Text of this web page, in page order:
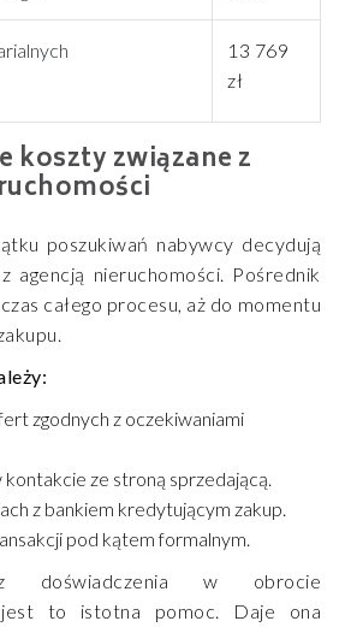
13 769
zł
koszty związane z
poszukiwań nabywcy decydują
agencją nieruchomości. Pośrednik
całego procesu, aż do momentu
zgodnych z oczekiwaniami
ze stroną sprzedającą.
z bankiem kredytującym zakup.
pod kątem formalnym.
w obrocie
jest to istotna pomoc. Daje ona